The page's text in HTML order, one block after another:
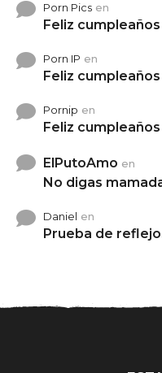
Porn Pics en
Feliz
Porn IP en
Feliz
Pornip en
Feliz
ElPutoAmo en
No digas
Daniel en
Prueba de